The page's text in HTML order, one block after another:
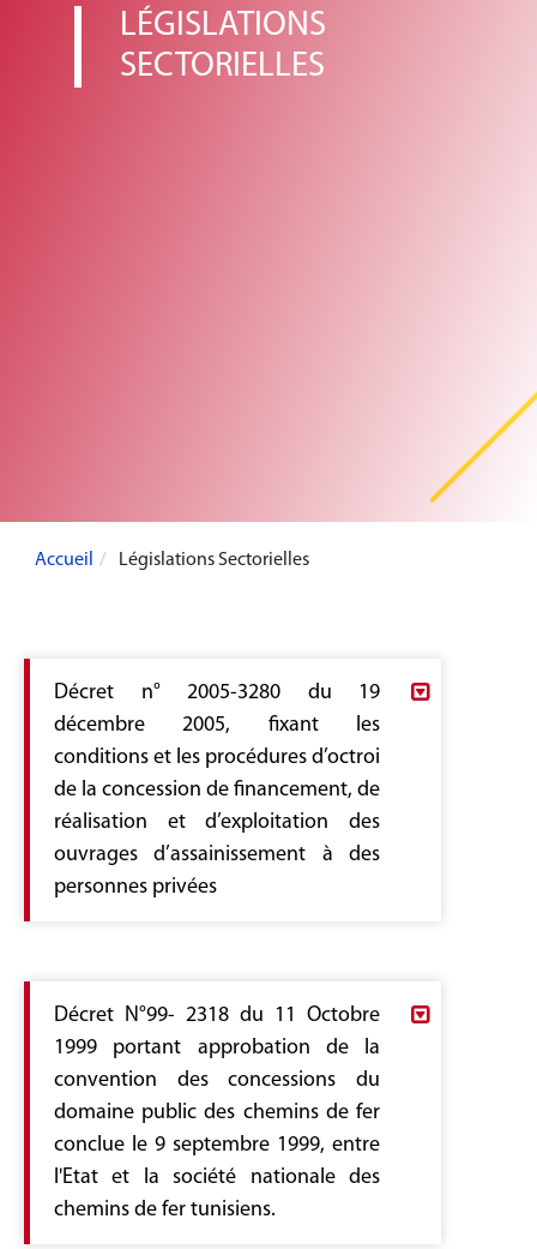
LÉGISLATIONS
SECTORIELLES
Accueil Législations Sectorielles
Décret n° 2005-3280 du 19
décembre 2005, fixant les
conditions et les procédures d’octroi
de la concession de financement, de
réalisation et d’exploitation des
ouvrages d’assainissement à des
personnes privées
Décret N°99- 2318 du 11 Octobre
1999 portant approbation de la
convention des concessions du
domaine public des chemins de fer
conclue le 9 septembre 1999, entre
l'Etat et la société nationale des
chemins de fer tunisiens.